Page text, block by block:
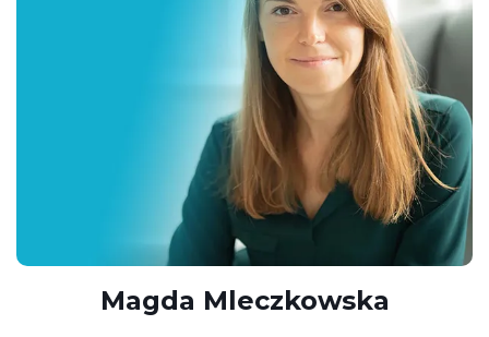
Magda Mleczkowska